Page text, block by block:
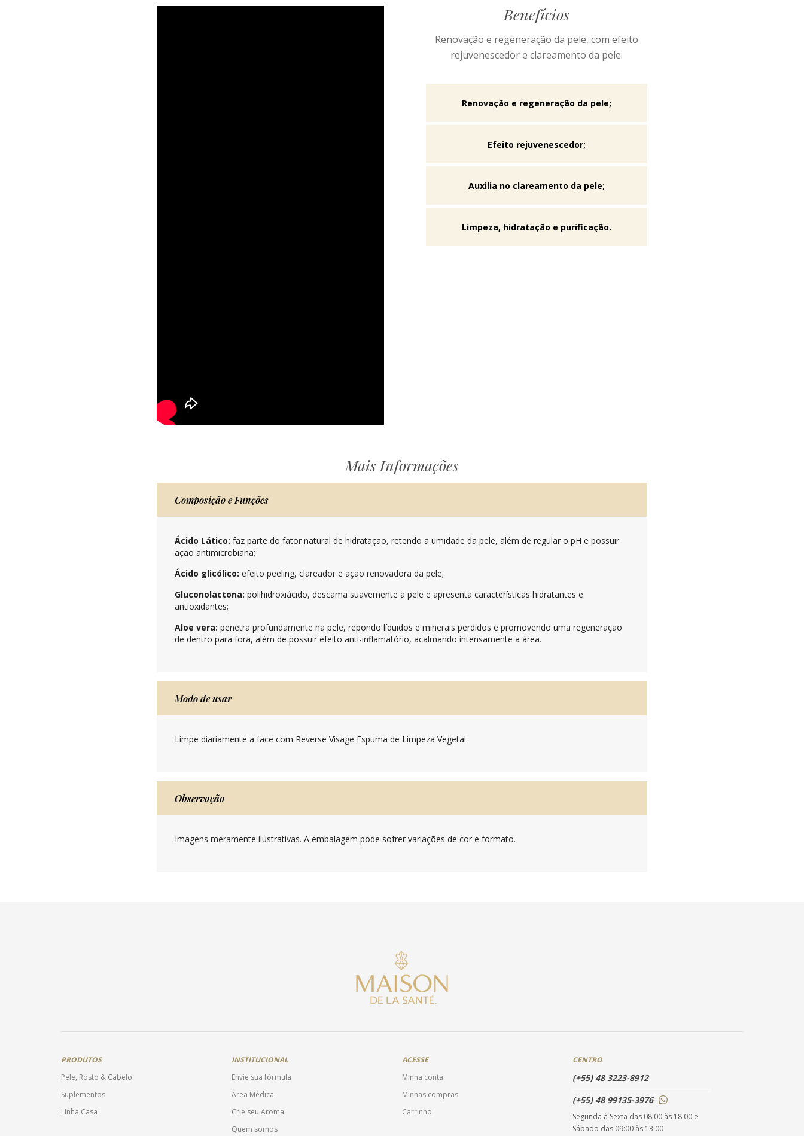
Benefícios
Renovação e regeneração da pele, com efeito
rejuvenescedor e clareamento da pele.
Renovação e regeneração da pele;
Efeito rejuvenescedor;
Auxilia no clareamento da pele;
Limpeza, hidratação e purificação.
Mais Informações
Composição e Funções
Ácido Lático: faz parte do fator natural de hidratação, retendo a umidade da pele, além de regular o pH e possuir
ação antimicrobiana;
Ácido glicólico: efeito peeling, clareador e ação renovadora da pele;
Gluconolactona: polihidroxiácido, descama suavemente a pele e apresenta características hidratantes e
antioxidantes;
Aloe vera: penetra profundamente na pele, repondo líquidos e minerais perdidos e promovendo uma regeneração
de dentro para fora, além de possuir efeito anti-inflamatório, acalmando intensamente a área.
Modo de usar
Limpe diariamente a face com Reverse Visage Espuma de Limpeza Vegetal.
Observação
Imagens meramente ilustrativas. A embalagem pode sofrer variações de cor e formato.
PRODUTOS
Pele, Rosto & Cabelo
Suplementos
Linha Casa
INSTITUCIONAL
Envie sua fórmula
Área Médica
Crie seu Aroma
Quem somos
ACESSE
Minha conta
Minhas compras
Carrinho
CENTRO
(+55) 48 3223-8912
(+55) 48 99135-3976
Segunda à Sexta das 08:00 às 18:00 e
Sábado das 09:00 às 13:00